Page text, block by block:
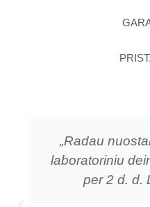
„Radau
laboratoriniu
per 2 d. d.